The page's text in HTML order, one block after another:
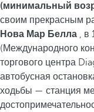
(минимальный
своим прекрасным
Нова Мар Белла , в
(Международного
торгового центра
автобусная
ходьбы — станция